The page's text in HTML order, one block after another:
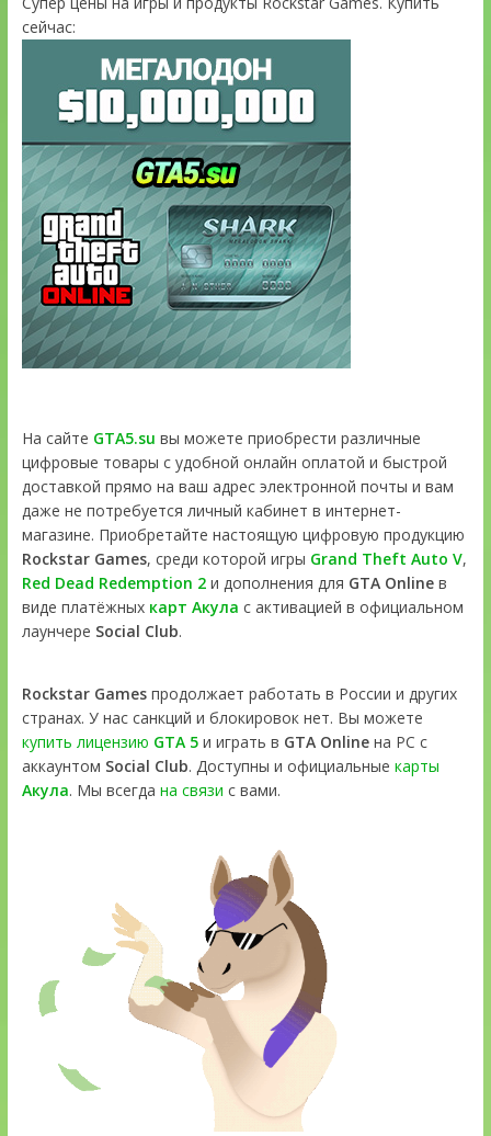
сейчас:
На сайте GTA5.su вы можете приобрести различные
цифровые товары с удобной онлайн оплатой и быстрой
доставкой прямо на ваш адрес электронной почты и вам
даже не потребуется личный кабинет в интернет-
магазине. Приобретайте настоящую цифровую продукцию
Rockstar Games, среди которой игры Grand Theft Auto V,
Red Dead Redemption 2и дополнения для GTA Onlineв
виде платёжных карт Акула с активацией в официальном
лаунчере Social Club.
Rockstar Gamesпродолжает работать в России и других
странах. У нас санкций и блокировок нет. Вы можете
купить лицензию GTA 5и играть в GTA Onlineна PC с
аккаунтом Social Club. Доступны и официальные карты
Акула. Мы всегда на связи с вами.